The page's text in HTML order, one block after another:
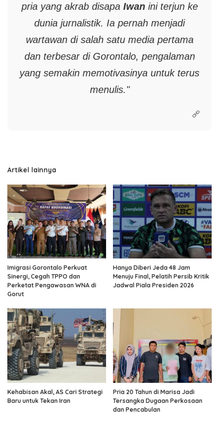
pria yang akrab disapa Iwanini terjun ke
dunia jurnalistik. Ia pernah menjadi
wartawan di salah satu media pertama
dan terbesar di Gorontalo, pengalaman
yang semakin memotivasinya untuk terus
menulis."
Artikel lainnya
Imigrasi Gorontalo Perkuat
Sinergi, Cegah TPPO dan
Perketat Pengawasan WNA di
Gorut
Hanya Diberi Jeda 48 Jam
Menuju Final, Pelatih Persib Kritik
Jadwal Piala Presiden 2026
Kehabisan Akal, AS Cari Strategi
Baru untuk Tekan Iran
Pria 20 Tahun di Marisa Jadi
Tersangka Dugaan Perkosaan
dan Pencabulan